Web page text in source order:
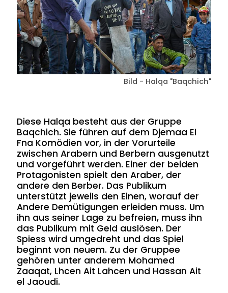
Bild - Halqa "Baqchich"
Diese Halqa besteht aus der Gruppe
Baqchich. Sie führen auf dem Djemaa El
Fna Komödien vor, in der Vorurteile
zwischen Arabern und Berbern ausgenutzt
und vorgeführt werden. Einer der beiden
Protagonisten spielt den Araber, der
andere den Berber. Das Publikum
unterstützt jeweils den Einen, worauf der
Andere Demütigungen erleiden muss. Um
ihn aus seiner Lage zu befreien, muss ihn
das Publikum mit Geld auslösen. Der
Spiess wird umgedreht und das Spiel
beginnt von neuem. Zu der Gruppee
gehören unter anderem Mohamed
Zaaqat, Lhcen Ait Lahcen und Hassan Ait
el Jaoudi.